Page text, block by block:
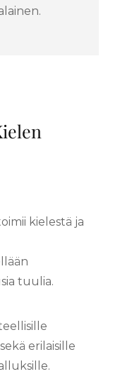
kielestä ja
tuulia.
erilaisille